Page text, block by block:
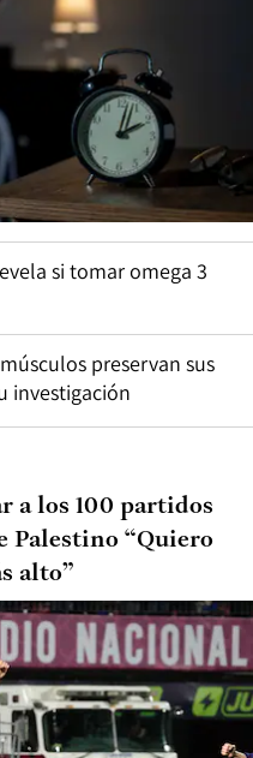
si tomar omega 3
preservan sus
investigación
a los 100 partidos
Palestino “Quiero
alto”